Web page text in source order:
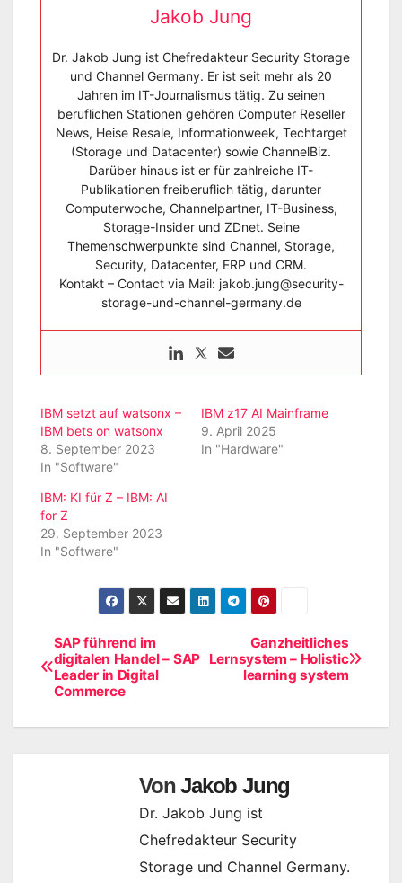
Jakob Jung
Dr. Jakob Jung ist Chefredakteur Security Storage
und Channel Germany. Er ist seit mehr als 20
Jahren im IT-Journalismus tätig. Zu seinen
beruflichen Stationen gehören Computer Reseller
News, Heise Resale, Informationweek, Techtarget
(Storage und Datacenter) sowie ChannelBiz.
Darüber hinaus ist er für zahlreiche IT-
Publikationen freiberuflich tätig, darunter
Computerwoche, Channelpartner, IT-Business,
Storage-Insider und ZDnet. Seine
Themenschwerpunkte sind Channel, Storage,
Security, Datacenter, ERP und CRM.
Kontakt – Contact via Mail: jakob.jung@security-
storage-und-channel-germany.de
IBM setzt auf watsonx –
IBM bets on watsonx
8. September 2023
In "Software"
IBM z17 AI Mainframe
9. April 2025
In "Hardware"
IBM: KI für Z – IBM: AI
for Z
29. September 2023
In "Software"
BeitragsnavigationGanzheitliches
Lernsystem – Holistic
learning system
SAP führend im
digitalen Handel – SAP
Leader in Digital
Commerce
VonJakob Jung
Dr. Jakob Jung ist
Chefredakteur Security
Storage und Channel Germany.